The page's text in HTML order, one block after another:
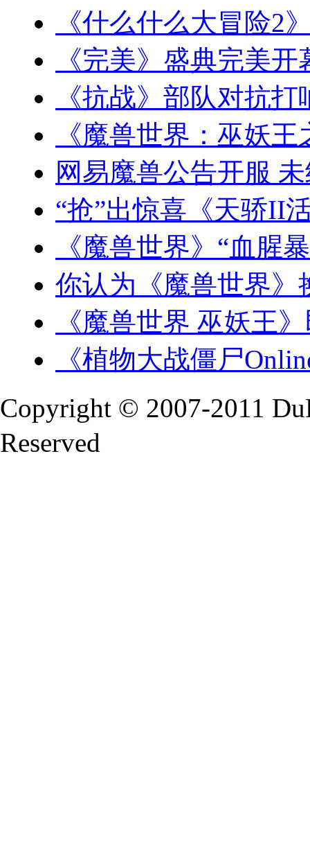
《什么什么大冒险2
《完美》盛典完美
《抗战》部队对抗
《魔兽世界：巫妖
网易魔兽公告开服
“抢”出惊喜《天骄II
《魔兽世界》“血腥
你认为《魔兽世界》
《魔兽世界 巫妖王
《植物大战僵尸
Copyright © 2007-2011
Reserved